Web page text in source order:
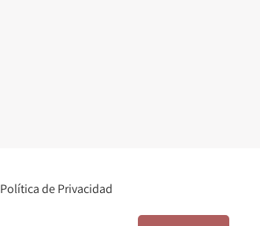
Política de Privacidad